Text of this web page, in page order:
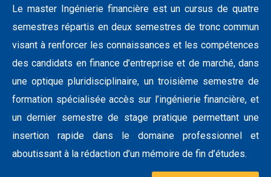
Le master Ingénierie financière est un cursus de quatre
semestres répartis en deux semestres de tronc commun
visant à renforcer les connaissances et les compétences
des candidats en finance d’entreprise et de marché, dans
une optique pluridisciplinaire, un troisième semestre de
formation spécialisée accès sur l’ingénierie financière, et
un dernier semestre de stage pratique permettant une
insertion rapide dans le domaine professionnel et
aboutissant à la rédaction d’un mémoire de fin d’études.